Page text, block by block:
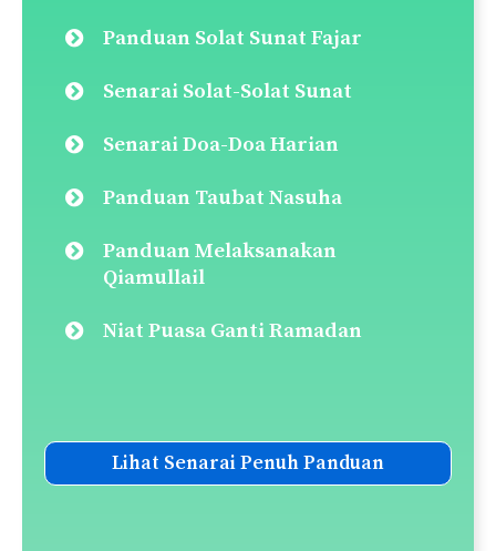
Panduan Solat Sunat Fajar
Senarai Solat-Solat Sunat
Senarai Doa-Doa Harian
Panduan Taubat Nasuha
Panduan Melaksanakan
Qiamullail
Niat Puasa Ganti Ramadan
Lihat Senarai Penuh Panduan